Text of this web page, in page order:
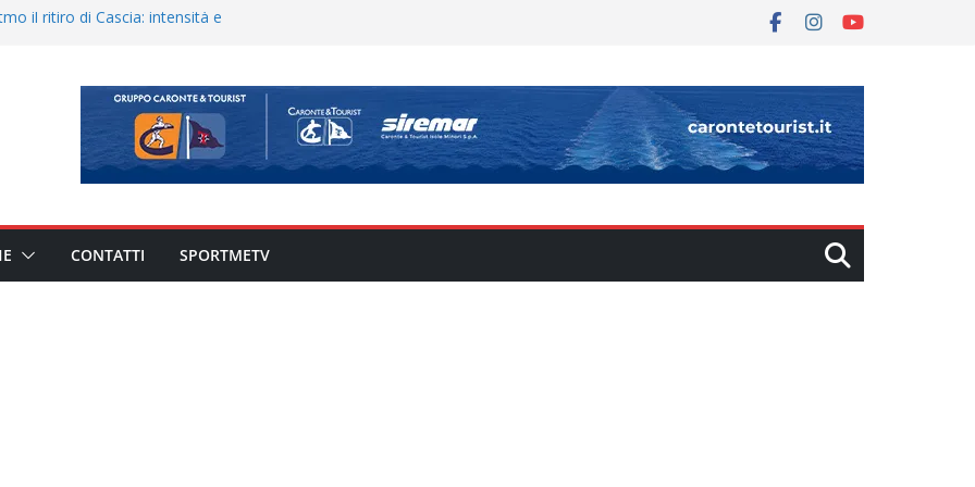
il ritiro di Cascia: intensità e
e allenamento congiunto.
il caso sul contratto del
Messina
CONTATTI SPORTMETV